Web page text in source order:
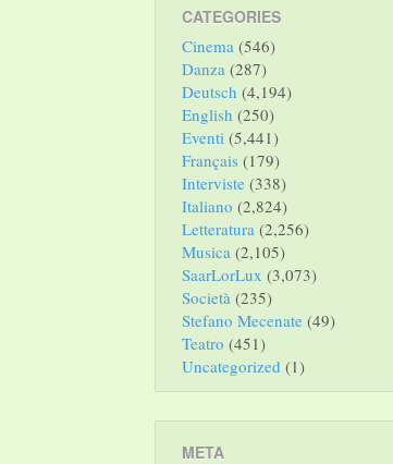
CATEGORIES
Cinema (546)
Danza (287)
Deutsch (4,194)
English (250)
Eventi (5,441)
Français (179)
Interviste (338)
Italiano (2,824)
Letteratura (2,256)
Musica (2,105)
SaarLorLux (3,073)
Società (235)
Stefano Mecenate (49)
Teatro (451)
Uncategorized (1)
META